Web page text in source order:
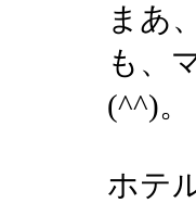
まあ
も、
(^^)。
ホテ